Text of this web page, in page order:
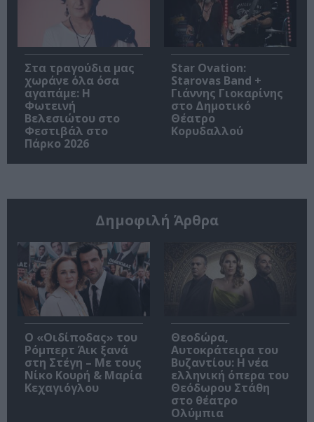
Στα τραγούδια μας
χωράνε όλα όσα
αγαπάμε: Η
Φωτεινή
Βελεσιώτου στο
Φεστιβάλ στο
Πάρκο 2026
Star Ovation:
Starovas Band +
Γιάννης Γιοκαρίνης
στο Δημοτικό
Θέατρο
Κορυδαλλού
Δημοφιλή Άρθρα
O «Οιδίποδας» του
Ρόμπερτ Άικ ξανά
στη Στέγη – Με τους
Νίκο Κουρή & Μαρία
Κεχαγιόγλου
Θεοδώρα,
Αυτοκράτειρα του
Βυζαντίου: Η νέα
ελληνική όπερα του
Θεόδωρου Στάθη
στο θέατρο
Ολύμπια